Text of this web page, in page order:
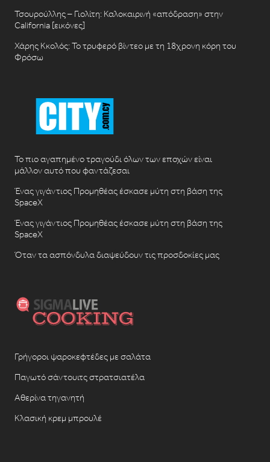
Τσουρούλλης – Γιολίτη: Καλοκαιρινή «απόδραση» στην
California [εικόνες]
Χάρης Κκολός: Το τρυφερό βίντεο με τη 18χρονη κόρη του
Φρόσω
Το πιο αγαπημένο τραγούδι όλων των εποχών είναι
μάλλον αυτό που φαντάζεσαι
Ένας γιγάντιος Προμηθέας έσκασε μύτη στη βάση της
SpaceX
Ένας γιγάντιος Προμηθέας έσκασε μύτη στη βάση της
SpaceX
Όταν τα ασπόνδυλα διαψεύδουν τις προσδοκίες μας
Γρήγοροι ψαροκεφτέδες με σαλάτα
Παγωτό σάντουιτς στρατσιατέλα
Αθερίνα τηγανητή
Κλασική κρεμ μπρουλέ